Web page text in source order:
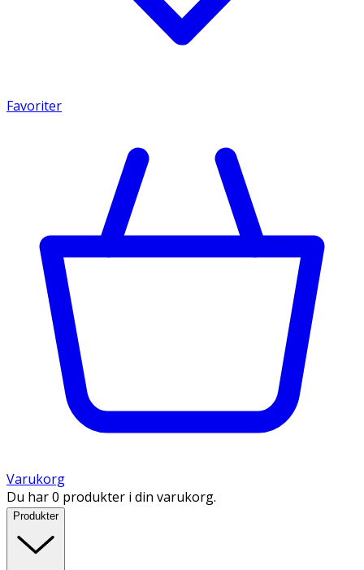
Favoriter
Varukorg
Du har 0 produkter i din varukorg.
Produkter